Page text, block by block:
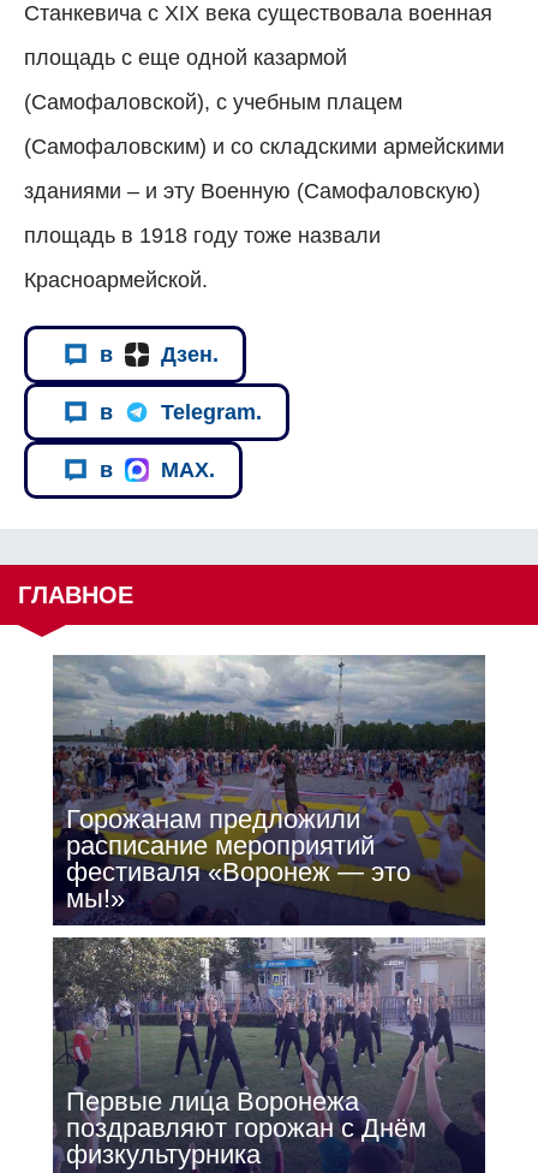
Станкевича с XIX века существовала военная
площадь с еще одной казармой
(Самофаловской), с учебным плацем
(Самофаловским) и со складскими армейскими
зданиями – и эту Военную (Самофаловскую)
площадь в 1918 году тоже назвали
Красноармейской.
в Дзен.
в Telegram.
в MAX.
ГЛАВНОЕ
Горожанам предложили
расписание мероприятий
фестиваля «Воронеж — это
мы!»
Первые лица Воронежа
поздравляют горожан с Днём
физкультурника